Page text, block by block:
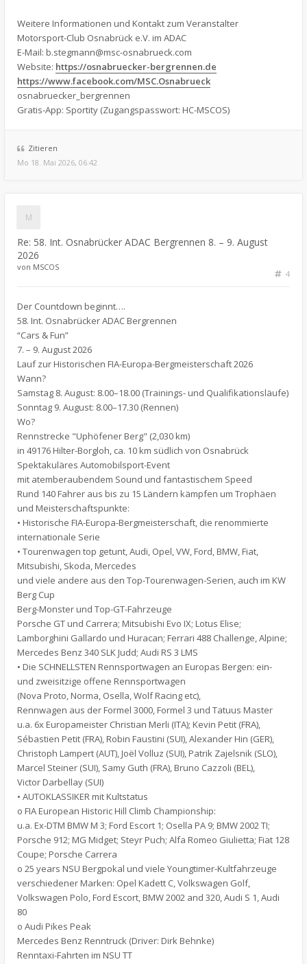
Weitere Informationen und Kontakt zum Veranstalter
Motorsport-Club Osnabrück e.V. im ADAC
E-Mail: b.stegmann@msc-osnabrueck.com
Website: https://osnabruecker-bergrennen.de
https://www.facebook.com/MSC.Osnabrueck
osnabruecker_bergrennen
Gratis-App: Sportity (Zugangspasswort: HC-MSCOS)
Zitieren
Mo 18. Mai 2026, 06:42
Re: 58. Int. Osnabrücker ADAC Bergrennen 8. – 9. August
2026
4
von MSCOS
Der Countdown beginnt….
58. Int. Osnabrücker ADAC Bergrennen
“Cars & Fun”
7. – 9. August 2026
Lauf zur Historischen FIA-Europa-Bergmeisterschaft 2026
Wann?
Samstag 8. August: 8.00–18.00 (Trainings- und Qualifikationsläufe)
Sonntag 9. August: 8.00–17.30 (Rennen)
Wo?
Rennstrecke "Uphöfener Berg" (2,030 km)
in 49176 Hilter-Borgloh, ca. 10 km südlich von Osnabrück
Spektakuläres Automobilsport-Event
mit atemberaubendem Sound und fantastischem Speed
Rund 140 Fahrer aus bis zu 15 Ländern kämpfen um Trophäen
und Meisterschaftspunkte:
• Historische FIA-Europa-Bergmeisterschaft, die renommierte
internationale Serie
• Tourenwagen top getunt, Audi, Opel, VW, Ford, BMW, Fiat,
Mitsubishi, Skoda, Mercedes
und viele andere aus den Top-Tourenwagen-Serien, auch im KW
Berg Cup
Berg-Monster und Top-GT-Fahrzeuge
Porsche GT und Carrera; Mitsubishi Evo IX; Lotus Elise;
Lamborghini Gallardo und Huracan; Ferrari 488 Challenge, Alpine;
Mercedes Benz 340 SLK Judd; Audi RS 3 LMS
• Die SCHNELLSTEN Rennsportwagen an Europas Bergen: ein-
und zweisitzige offene Rennsportwagen
(Nova Proto, Norma, Osella, Wolf Racing etc),
Rennwagen aus der Formel 3000, Formel 3 und Tatuus Master
u.a. 6x Europameister Christian Merli (ITA); Kevin Petit (FRA),
Sébastien Petit (FRA), Robin Faustini (SUI), Alexander Hin (GER),
Christoph Lampert (AUT), Joël Volluz (SUI), Patrik Zajelsnik (SLO),
Marcel Steiner (SUI), Samy Guth (FRA), Bruno Cazzoli (BEL),
Victor Darbellay (SUI)
• AUTOKLASSIKER mit Kultstatus
o FIA European Historic Hill Climb Championship:
u.a. Ex-DTM BMW M 3; Ford Escort 1; Osella PA 9; BMW 2002 TI;
Porsche 912; MG Midget; Steyr Puch; Alfa Romeo Giulietta; Fiat 128
Coupe; Porsche Carrera
o 25 years NSU Bergpokal und viele Youngtimer-Kultfahrzeuge
verschiedener Marken: Opel Kadett C, Volkswagen Golf,
Volkswagen Polo, Ford Escort, BMW 2002 and 320, Audi S 1, Audi
80
o Audi Pikes Peak
Mercedes Benz Renntruck (Driver: Dirk Behnke)
Renntaxi-Fahrten im NSU TT